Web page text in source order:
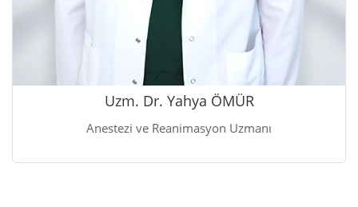
Uzm. Dr. Yahya ÖMÜR
Anestezi ve Reanimasyon Uzmanı